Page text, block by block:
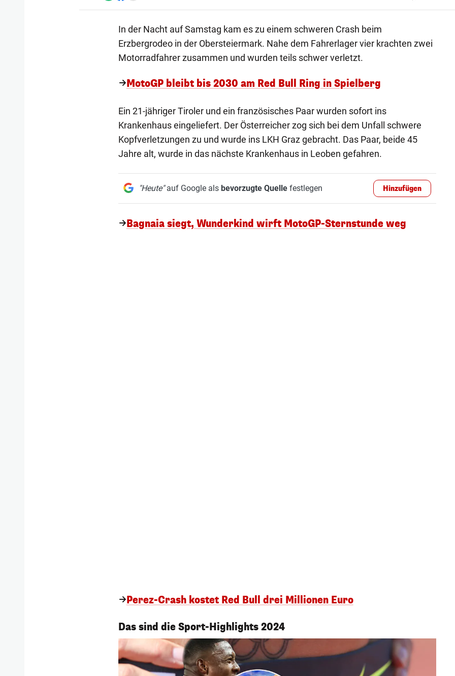
In der Nacht auf Samstag kam es zu einem schweren Crash beim
Erzbergrodeo in der Obersteiermark. Nahe dem Fahrerlager vier krachten zwei
Motorradfahrer zusammen und wurden teils schwer verletzt.
MotoGP bleibt bis 2030 am Red Bull Ring in Spielberg
Ein 21-jähriger Tiroler und ein französisches Paar wurden sofort ins
Krankenhaus eingeliefert. Der Österreicher zog sich bei dem Unfall schwere
Kopfverletzungen zu und wurde ins LKH Graz gebracht. Das Paar, beide 45
Jahre alt, wurde in das nächste Krankenhaus in Leoben gefahren.
"Heute"auf Google als bevorzugte Quellefestlegen Hinzufügen
Bagnaia siegt, Wunderkind wirft MotoGP-Sternstunde weg
Perez-Crash kostet Red Bull drei Millionen Euro
Das sind die Sport-Highlights 2024
1/27